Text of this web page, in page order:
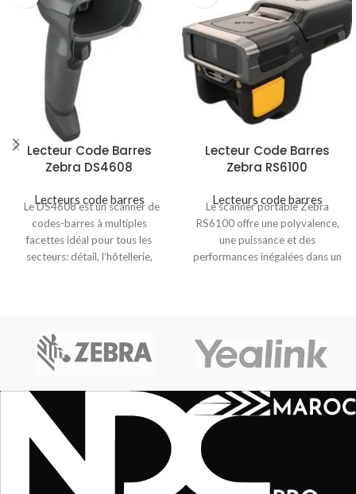
Lecteur Code Barres
Zebra DS4608
Lecteurs code barres
Le DS4608 est un scanner de
codes-barres à multiples
facettes idéal pour tous les
secteurs: détail, l’hôtellerie,
Lecteur Code Barres
Zebra RS6100
Lecteurs code barres
Le scanner portable Zebra
RS6100 offre une polyvalence,
une puissance et des
performances inégalées dans un